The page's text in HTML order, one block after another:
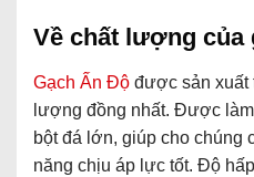
Về chất lượng của
Gạch Ấn Độ được sản xuất
lượng đồng nhất. Được
bột đá lớn, giúp cho chúng
năng chịu áp lực tốt. Độ